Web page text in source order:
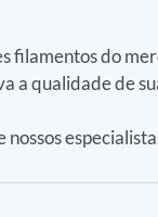
filamentos do
a qualidade de
nossos